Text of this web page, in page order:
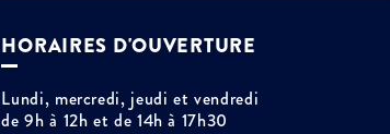
HORAIRES D'OUVERTURE
Lundi, mercredi, jeudi et vendredi
de 9h à 12h et de 14h à 17h30